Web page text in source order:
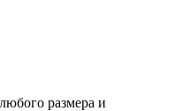
размера и